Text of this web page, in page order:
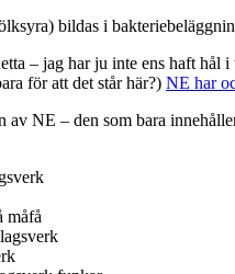
bildas i
– jag har ju inte ens haft hål
för att det står här?) NE har
NE – den som bara
måfå